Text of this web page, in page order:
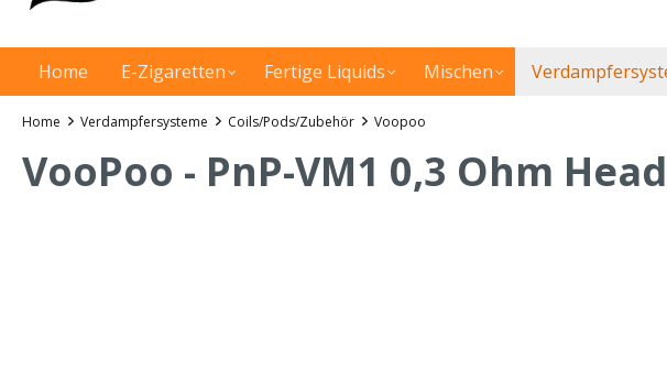
Home E-Zigaretten Fertige Liquids Mischen
Home Verdampfersysteme Coils/Pods/Zubehör Voopoo
VooPoo - PnP-VM1 0,3 Ohm